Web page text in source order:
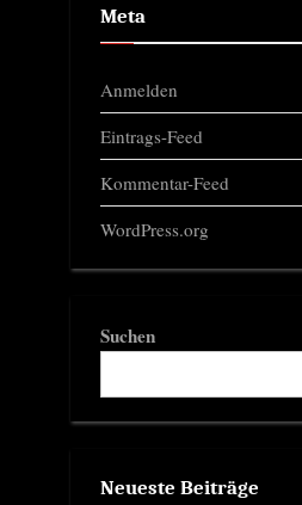
Meta
Anmelden
Eintrags-Feed
Kommentar-Feed
WordPress.org
Suchen
Neueste Beiträge